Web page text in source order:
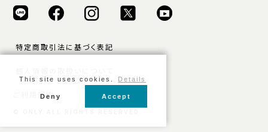
特定商取引法に基づく表記
ご利用規約
This site uses cookies. Details
Deny Accept